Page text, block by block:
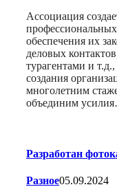
Ассоциация
обеспечения их
деловых
турагентами и
создания
многолетним
объединим
Разработан
Разное05.09.2024